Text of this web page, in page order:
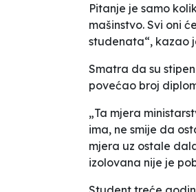
Pitanje je samo
mašinstvo. Svi oni
studenata“, kazao
Smatra da su
povećao broj
„Ta mjera
ima, ne smije da
mjera uz ostale
izolovana nije je